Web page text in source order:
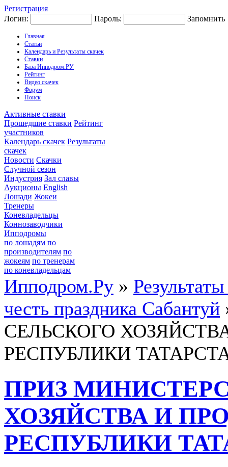
Регистрация
Логин:
Пароль: Запомнить
Главная
Статьи
Календарь и Результаты скачек
Ставки
База Ипподром.РУ
Рейтинг
Видео скачек
Форум
Поиск
Активные ставки
Прошедшие ставки Рейтинг
участников
Календарь скачек Результаты
скачек
Новости Скачки
Случной сезон
Индустрия Зал славы
Аукционы English
Лошади Жокеи
Тренеры
Коневладельцы
Коннозаводчики
Ипподромы
по лошадям по
производителям по
жокеям по тренерам
по коневладельцам
Ипподром.Ру »
честь праздника Сабантуй
СЕЛЬСКОГО
РЕСПУБЛИКИ
ПРИЗ
ХОЗЯЙСТВА И
РЕСПУБЛИКИ